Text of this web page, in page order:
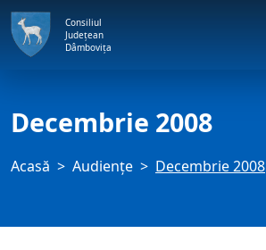
Consiliul
Județean
Dâmbovița
Decembrie 2008
Acasă Audienţe Decembrie 2008